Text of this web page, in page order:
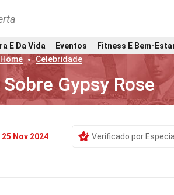
E Da Vida Eventos
Fitness E Bem-
Home
Celebridade
Gypsy Rose
25 Nov 2024 Verificado por